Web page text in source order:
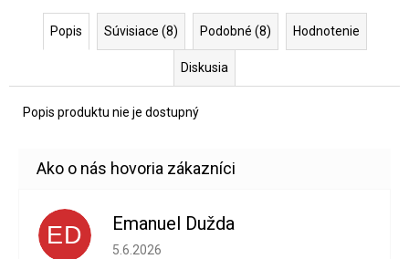
Popis Súvisiace (8) Podobné (8) Hodnotenie
Diskusia
Popis produktu nie je dostupný
ED Emanuel Dužda
Hodnotenie obchodu je 2 z 5 hviezdičiek.
5.6.2026